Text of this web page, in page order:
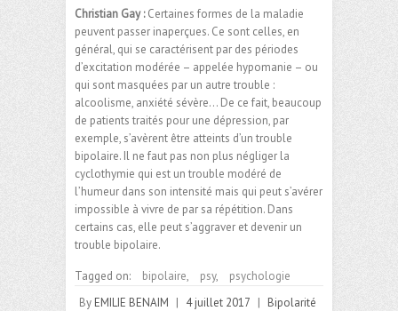
Christian Gay :Certaines formes de la maladie
peuvent passer inaperçues. Ce sont celles, en
général, qui se caractérisent par des périodes
d’excitation modérée – appelée hypomanie – ou
qui sont masquées par un autre trouble :
alcoolisme, anxiété sévère… De ce fait, beaucoup
de patients traités pour une dépression, par
exemple, s’avèrent être atteints d’un trouble
bipolaire. Il ne faut pas non plus négliger la
cyclothymie qui est un trouble modéré de
l’humeur dans son intensité mais qui peut s’avérer
impossible à vivre de par sa répétition. Dans
certains cas, elle peut s’aggraver et devenir un
trouble bipolaire.
Tagged on: bipolaire, psy,
psychologie
By EMILIE BENAIM | 4 juillet 2017 | Bipolarité